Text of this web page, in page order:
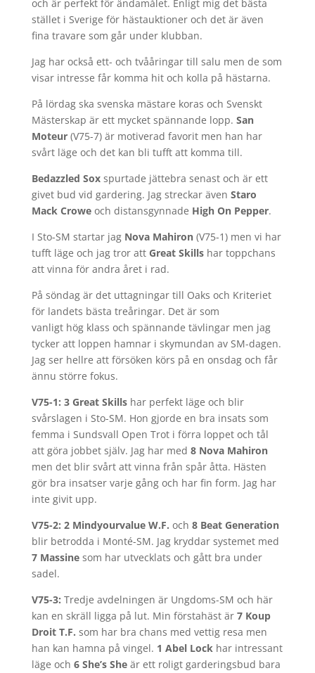
och är perfekt för ändamålet. Enligt mig det bästa
stället i Sverige för hästauktioner och det är även
fina travare som går under klubban.
Jag har också ett- och tvååringar till salu men de som
visar intresse får komma hit och kolla på hästarna.
På lördag ska svenska mästare koras och Svenskt
Mästerskap är ett mycket spännande lopp. San
Moteur(V75-7) är motiverad favorit men han har
svårt läge och det kan bli tufft att komma till.
Bedazzled Soxspurtade jättebra senast och är ett
givet bud vid gardering. Jag streckar även Staro
Mack Croweoch distansgynnade High On Pepper.
I Sto-SM startar jag Nova Mahiron(V75-1) men vi har
tufft läge och jag tror att Great Skillshar toppchans
att vinna för andra året i rad.
På söndag är det uttagningar till Oaks och Kriteriet
för landets bästa treåringar. Det är som
vanligt hög klass och spännande tävlingar men jag
tycker att loppen hamnar i skymundan av SM-dagen.
Jag ser hellre att försöken körs på en onsdag och får
ännu större fokus.
V75-1: 3 Great Skillshar perfekt läge och blir
svårslagen i Sto-SM. Hon gjorde en bra insats som
femma i Sundsvall Open Trot i förra loppet och tål
att göra jobbet själv. Jag har med 8 Nova Mahiron
men det blir svårt att vinna från spår åtta. Hästen
gör bra insatser varje gång och har fin form. Jag har
inte givit upp.
V75-2: 2 Mindyourvalue W.F. och 8 Beat Generation
blir betrodda i Monté-SM. Jag kryddar systemet med
7 Massinesom har utvecklats och gått bra under
sadel.
V75-3: Tredje avdelningen är Ungdoms-SM och här
kan en skräll ligga på lut. Min förstahäst är 7 Koup
Droit T.F. som har bra chans med vettig resa men
han kan hamna på vingel. 1 Abel Lockhar intressant
läge och 6 She’s Sheär ett roligt garderingsbud bara